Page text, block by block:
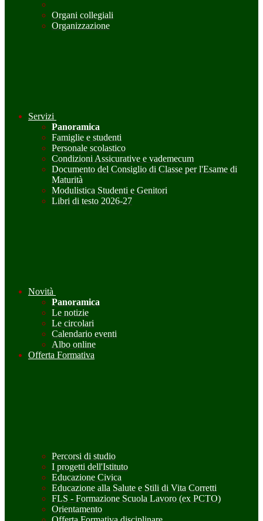
Organi collegiali
Organizzazione
Servizi
Panoramica
Famiglie e studenti
Personale scolastico
Condizioni Assicurative e vademecum
Documento del Consiglio di Classe per l'Esame di
Maturità
Modulistica Studenti e Genitori
Libri di testo 2026-27
Novità
Panoramica
Le notizie
Le circolari
Calendario eventi
Albo online
Offerta Formativa
Percorsi di studio
I progetti dell'Istituto
Educazione Civica
Educazione alla Salute e Stili di Vita Corretti
FLS - Formazione Scuola Lavoro (ex PCTO)
Orientamento